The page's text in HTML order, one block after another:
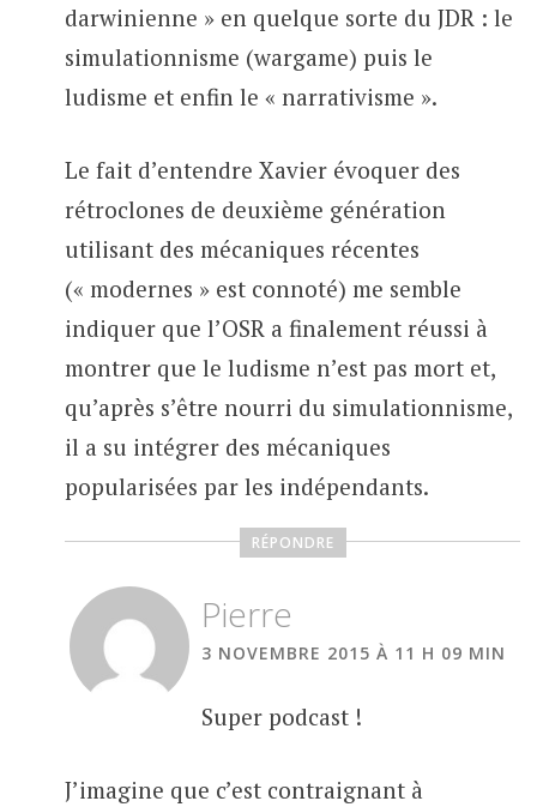
darwinienne » en quelque sorte du JDR : le
simulationnisme (wargame) puis le
ludisme et enfin le « narrativisme ».
Le fait d’entendre Xavier évoquer des
rétroclones de deuxième génération
utilisant des mécaniques récentes
(« modernes » est connoté) me semble
indiquer que l’OSR a finalement réussi à
montrer que le ludisme n’est pas mort et,
qu’après s’être nourri du simulationnisme,
il a su intégrer des mécaniques
popularisées par les indépendants.
RÉPONDRE
Pierre
3 NOVEMBRE 2015 À 11 H 09 MIN
Super podcast !
J’imagine que c’est contraignant à